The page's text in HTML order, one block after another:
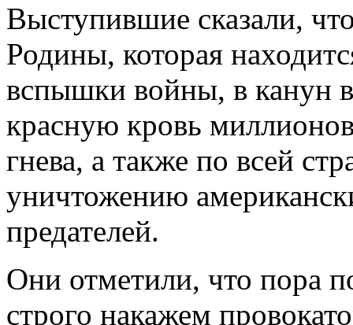
Выступившие сказали,
Родины, которая
вспышки войны, в канун
красную кровь
гнева, а также по всей
уничтожению
предателей.
Они отметили, что пора
строго накажем